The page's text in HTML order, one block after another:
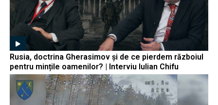
Rusia, doctrina Gherasimov și de ce pierdem războiul
pentru mințile oamenilor? | Interviu Iulian Chifu